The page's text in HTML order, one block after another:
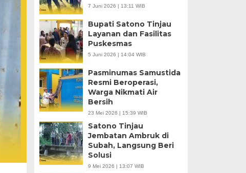
7 Juni 2026 | 13:11 WIB
Bupati Satono Tinjau
Layanan dan Fasilitas
Puskesmas
5 Juni 2026 | 14:04 WIB
Pasminumas Samustida
Resmi Beroperasi,
Warga Nikmati Air
Bersih
23 Mei 2026 | 15:39 WIB
Satono Tinjau
Jembatan Ambruk di
Subah, Langsung Beri
Solusi
9 Mei 2026 | 13:07 WIB